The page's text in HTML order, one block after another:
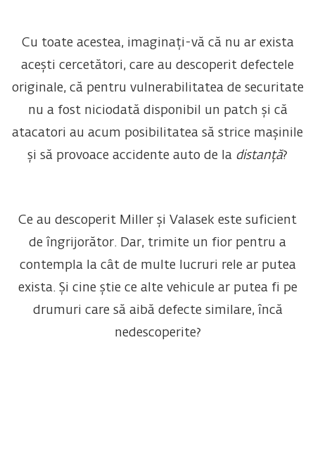
Cu toate acestea, imaginați-vă că nu ar exista
acești cercetători, care au descoperit defectele
originale, că pentru vulnerabilitatea de securitate
nu a fost niciodată disponibil un patch și că
atacatori au acum posibilitatea să strice mașinile
și să provoace accidente auto de la distanță?
Ce au descoperit Miller și Valasek este suficient
de îngrijorător. Dar, trimite un fior pentru a
contempla la cât de multe lucruri rele ar putea
exista. Și cine știe ce alte vehicule ar putea fi pe
drumuri care să aibă defecte similare, încă
nedescoperite?